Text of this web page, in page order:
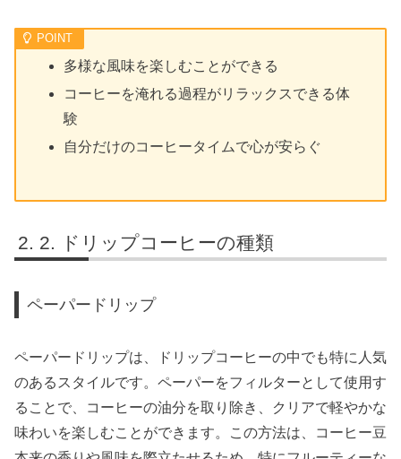
多様な風味を楽しむことができる
コーヒーを淹れる過程がリラックスできる体
験
自分だけのコーヒータイムで心が安らぐ
2. ドリップコーヒーの種類
ペーパードリップ
ペーパードリップは、ドリップコーヒーの中でも特に人気
のあるスタイルです。ペーパーをフィルターとして使用す
ることで、コーヒーの油分を取り除き、クリアで軽やかな
味わいを楽しむことができます。この方法は、コーヒー豆